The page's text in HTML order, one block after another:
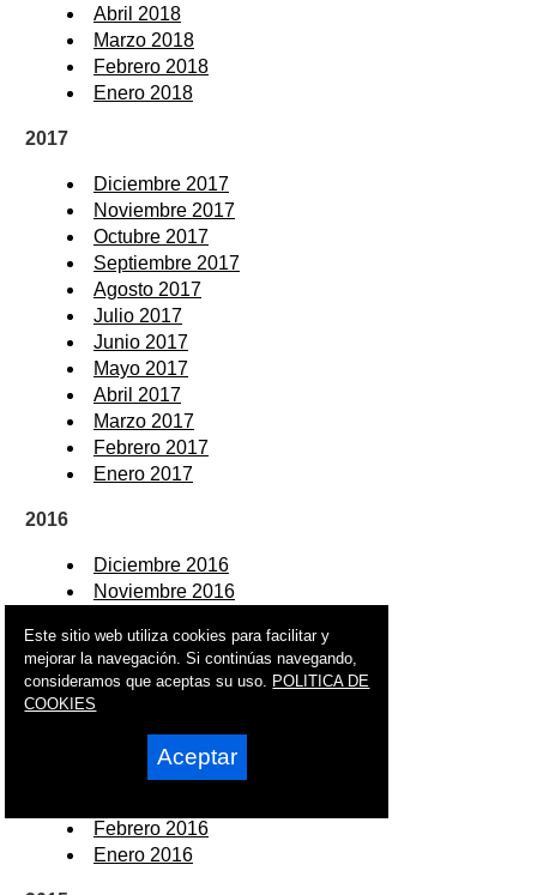
Abril 2018
Marzo 2018
Febrero 2018
Enero 2018
2017
Diciembre 2017
Noviembre 2017
Octubre 2017
Septiembre 2017
Agosto 2017
Julio 2017
Junio 2017
Mayo 2017
Abril 2017
Marzo 2017
Febrero 2017
Enero 2017
2016
Diciembre 2016
Noviembre 2016
Septiembre 2016
Agosto 2016
Julio 2016
Mayo 2016
Abril 2016
Febrero 2016
Enero 2016
Este sitio web utiliza cookies para facilitar y
mejorar la navegación. Si continúas navegando,
consideramos que aceptas su uso. POLITICA DE
COOKIES
Aceptar